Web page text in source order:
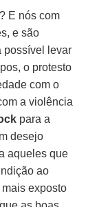
? E nós com
e são
possível levar
o protesto
com o
a violência
para a
desejo
aqueles que
ao
exposto